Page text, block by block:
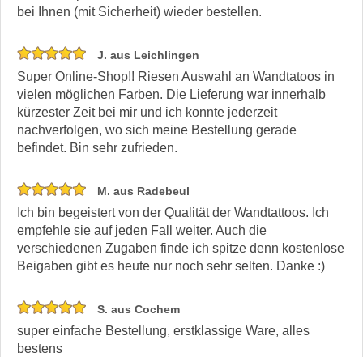
bei Ihnen (mit Sicherheit) wieder bestellen.
J. aus Leichlingen
Super Online-Shop!! Riesen Auswahl an Wandtatoos in
vielen möglichen Farben. Die Lieferung war innerhalb
kürzester Zeit bei mir und ich konnte jederzeit
nachverfolgen, wo sich meine Bestellung gerade
befindet. Bin sehr zufrieden.
M. aus Radebeul
Ich bin begeistert von der Qualität der Wandtattoos. Ich
empfehle sie auf jeden Fall weiter. Auch die
verschiedenen Zugaben finde ich spitze denn kostenlose
Beigaben gibt es heute nur noch sehr selten. Danke :)
S. aus Cochem
super einfache Bestellung, erstklassige Ware, alles
bestens